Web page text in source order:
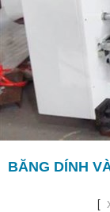
Băng
Dính
Đục
Sản
Phẩm
Khác
Dính
BĂNG DÍNH
[